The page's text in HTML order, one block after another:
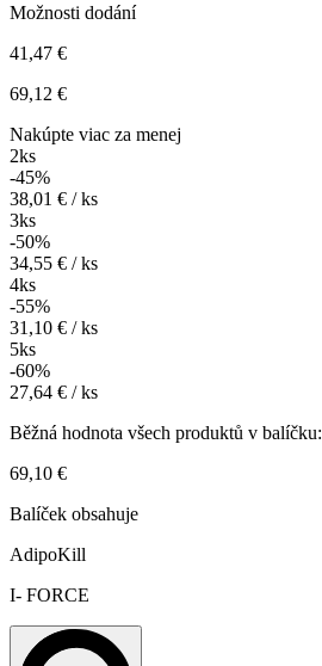
Možnosti dodání
41,47 €
69,12 €
Nakúpte viac za menej
2ks
-45%
38,01 € / ks
3ks
-50%
34,55 € / ks
4ks
-55%
31,10 € / ks
5ks
-60%
27,64 € / ks
Běžná hodnota všech produktů v balíčku:
69,10 €
Balíček obsahuje
AdipoKill
I- FORCE